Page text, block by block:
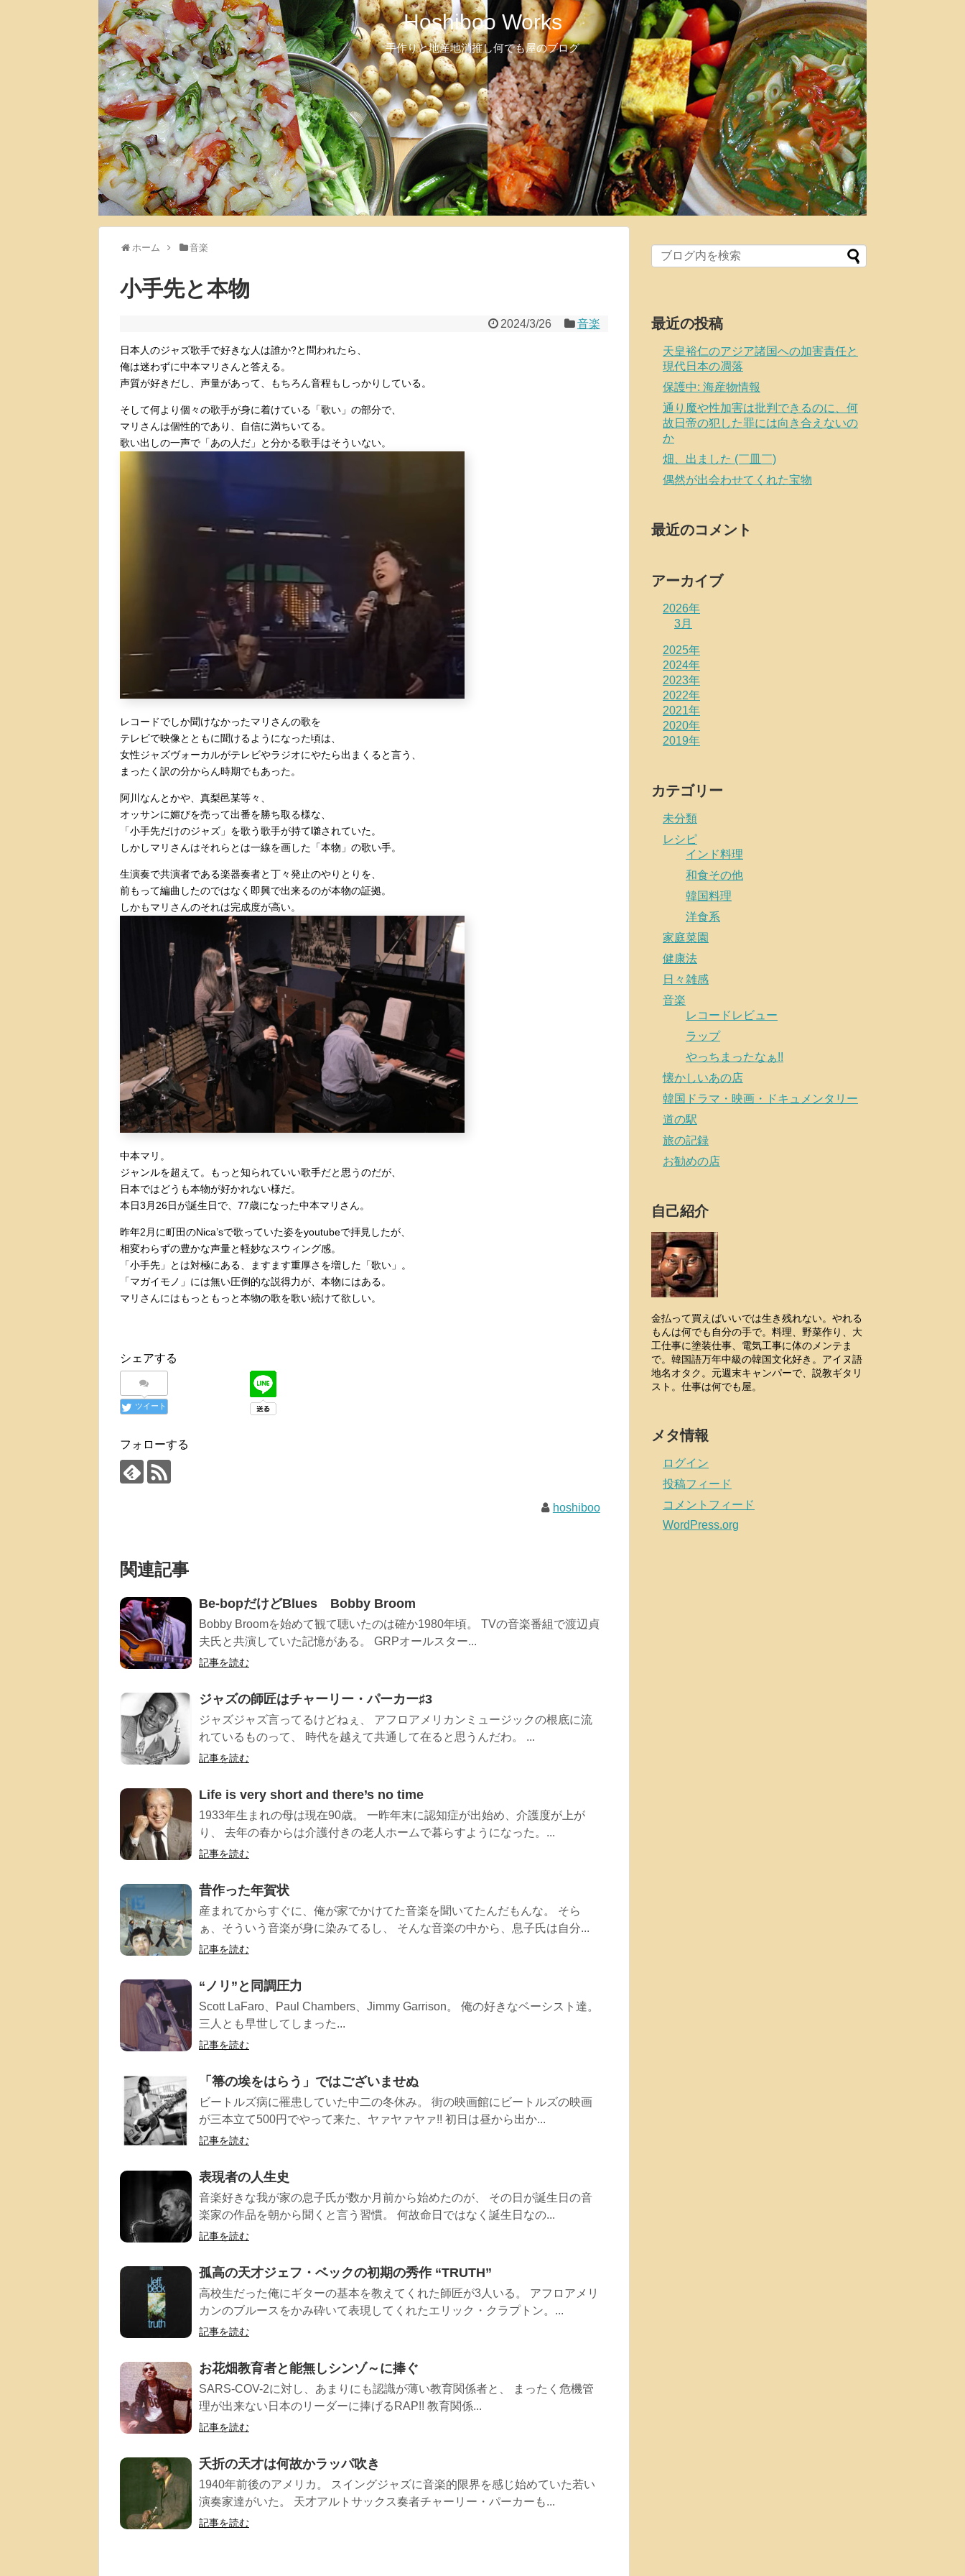
Hoshiboo Works
手作りと地産地消推し何でも屋のブログ
ホーム 音楽
小手先と本物
2024/3/26 音楽
日本人のジャズ歌手で好きな人は誰か?と問われたら、
俺は迷わずに中本マリさんと答える。
声質が好きだし、声量があって、もちろん音程もしっかりしている。
そして何より個々の歌手が身に着けている「歌い」の部分で、
マリさんは個性的であり、自信に満ちいてる。
歌い出しの一声で「あの人だ」と分かる歌手はそういない。
レコードでしか聞けなかったマリさんの歌を
テレビで映像とともに聞けるようになった頃は、
女性ジャズヴォーカルがテレビやラジオにやたら出まくると言う、
まったく訳の分からん時期でもあった。
阿川なんとかや、真梨邑某等々、
オッサンに媚びを売って出番を勝ち取る様な、
「小手先だけのジャズ」を歌う歌手が持て囃されていた。
しかしマリさんはそれらとは一線を画した「本物」の歌い手。
生演奏で共演者である楽器奏者と丁々発止のやりとりを、
前もって編曲したのではなく即興で出来るのが本物の証拠。
しかもマリさんのそれは完成度が高い。
中本マリ。
ジャンルを超えて。もっと知られていい歌手だと思うのだが、
日本ではどうも本物が好かれない様だ。
本日3月26日が誕生日で、77歳になった中本マリさん。
昨年2月に町田のNica’sで歌っていた姿をyoutubeで拝見したが、
相変わらずの豊かな声量と軽妙なスウィング感。
「小手先」とは対極にある、ますます重厚さを増した「歌い」。
「マガイモノ」には無い圧倒的な説得力が、本物にはある。
マリさんにはもっともっと本物の歌を歌い続けて欲しい。
シェアする
ツイート
フォローする
hoshiboo
関連記事
Be-bopだけどBlues Bobby Broom
Bobby Broomを始めて観て聴いたのは確か1980年頃。 TVの音楽番組で渡辺貞
夫氏と共演していた記憶がある。 GRPオールスター...
記事を読む
ジャズの師匠はチャーリー・パーカー♯3
ジャズジャズ言ってるけどねぇ、 アフロアメリカンミュージックの根底に流
れているものって、 時代を越えて共通して在ると思うんだわ。 ...
記事を読む
Life is very short and there’s no time
1933年生まれの母は現在90歳。 一昨年末に認知症が出始め、介護度が上が
り、 去年の春からは介護付きの老人ホームで暮らすようになった。...
記事を読む
昔作った年賀状
産まれてからすぐに、俺が家でかけてた音楽を聞いてたんだもんな。 そら
ぁ、そういう音楽が身に染みてるし、 そんな音楽の中から、息子氏は自分...
記事を読む
“ノリ”と同調圧力
Scott LaFaro、Paul Chambers、Jimmy Garrison。 俺の好きなベーシスト達。
三人とも早世してしまった...
記事を読む
「箒の埃をはらう」ではございませぬ
ビートルズ病に罹患していた中二の冬休み。 街の映画館にビートルズの映画
が三本立て500円でやって来た、ヤァヤァヤァ!! 初日は昼から出か...
記事を読む
表現者の人生史
音楽好きな我が家の息子氏が数か月前から始めたのが、 その日が誕生日の音
楽家の作品を朝から聞くと言う習慣。 何故命日ではなく誕生日なの...
記事を読む
孤高の天才ジェフ・ベックの初期の秀作 “TRUTH”
高校生だった俺にギターの基本を教えてくれた師匠が3人いる。 アフロアメリ
カンのブルースをかみ砕いて表現してくれたエリック・クラプトン。...
記事を読む
お花畑教育者と能無しシンゾ～に捧ぐ
SARS-COV-2に対し、あまりにも認識が薄い教育関係者と、 まったく危機管
理が出来ない日本のリーダーに捧げるRAP!! 教育関係...
記事を読む
夭折の天才は何故かラッパ吹き
1940年前後のアメリカ。 スイングジャズに音楽的限界を感じ始めていた若い
演奏家達がいた。 天才アルトサックス奏者チャーリー・パーカーも...
記事を読む
最近の投稿
天皇裕仁のアジア諸国への加害責任と
現代日本の凋落
保護中: 海産物情報
通り魔や性加害は批判できるのに、何
故日帝の犯した罪には向き合えないの
か
畑、出ました (￣皿￣)
偶然が出会わせてくれた宝物
最近のコメント
アーカイブ
2026年
3月
2025年
2024年
2023年
2022年
2021年
2020年
2019年
カテゴリー
未分類
レシピ
インド料理
和食その他
韓国料理
洋食系
家庭菜園
健康法
日々雑感
音楽
レコードレビュー
ラップ
やっちまったなぁ!!
懐かしいあの店
韓国ドラマ・映画・ドキュメンタリー
道の駅
旅の記録
お勧めの店
自己紹介
金払って買えばいいでは生き残れない。やれる
もんは何でも自分の手で。料理、野菜作り、大
工仕事に塗装仕事、電気工事に体のメンテま
で。韓国語万年中級の韓国文化好き。アイヌ語
地名オタク。元週末キャンパーで、説教ギタリ
スト。仕事は何でも屋。
メタ情報
ログイン
投稿フィード
コメントフィード
WordPress.org